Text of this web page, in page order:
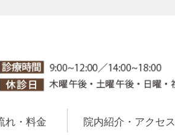
れ・料金 院内紹介・アクセス